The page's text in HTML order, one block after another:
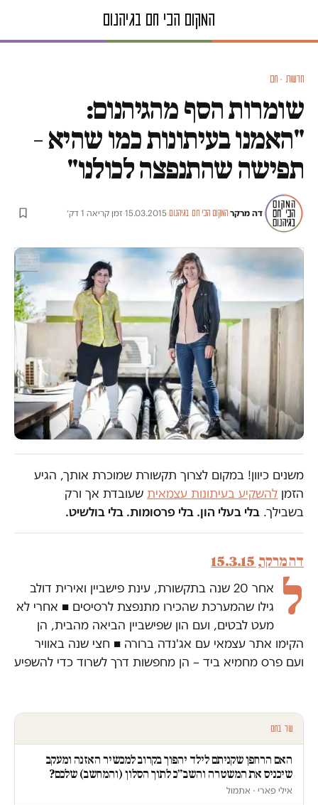
חדשות · חם
שומרות הסף מהגיהנום:
"האמנו בעיתונות כמו שהיא –
תפישה שהתנפצה לכולנו"
דה מרקר·המקום הכי חם בגיהנום·
15.03.2015
·זמן קריאה 1 דק׳
משנים כיוון! במקום לצרוך תקשורת שמוכרת אותך, הגיע
הזמן להשקיע בעיתונות עצמאית שעובדת אך ורק
בשבילך. בלי בעלי הון. בלי פרסומות. בלי בולשיט.
דה מרקר, 15.3.15
ל
אחר 20 שנה בתקשורת, עינת פישביין ואירית דולב
גילו שהמערכת שהכירו מתנפצת לרסיסים ■ אחרי לא
מעט לבטים, ועם הון שפישביין הביאה מהבית, הן
הקימו אתר עצמאי עם אג'נדה ברורה ■ חצי שנה באוויר
ועם פרס מחמיא ביד – הן מחפשות דרך לשרוד כדי להשפיע
עוד בחם
האם הרחפן שקניתם לילד יהפוך בקרוב למכשיר האזנה ומעקב
שיכניס את המשטרה והשב״כ לתוך הסלון (והמחשב) שלכם?
אילי פארי · אתמול